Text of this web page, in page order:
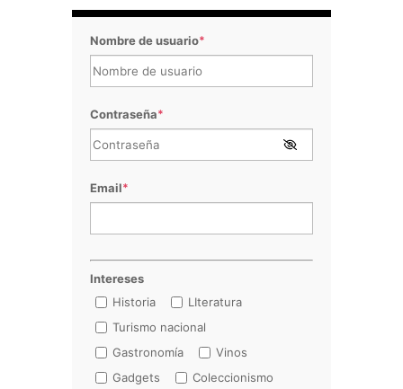
Nombre de usuario*
Contraseña*
Email*
Intereses
Historia
LIteratura
Turismo nacional
Gastronomía
Vinos
Gadgets
Coleccionismo